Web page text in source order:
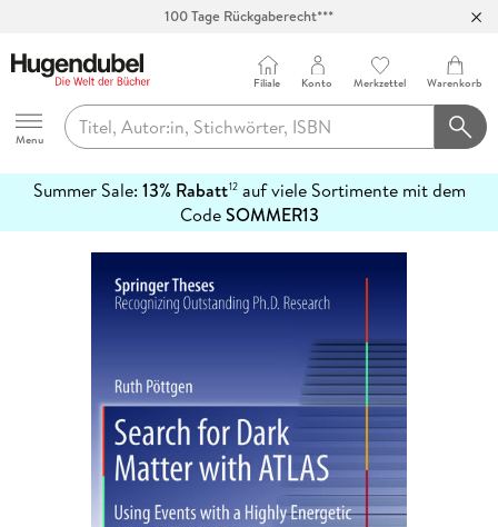
100 Tage Rückgaberecht***
Hugendubel
Menu
Filiale Konto Merkzettel Warenkorb
Summer Sale: 13% Rabatt12auf viele Sortimente mit dem
CodeSOMMER13
erfahren